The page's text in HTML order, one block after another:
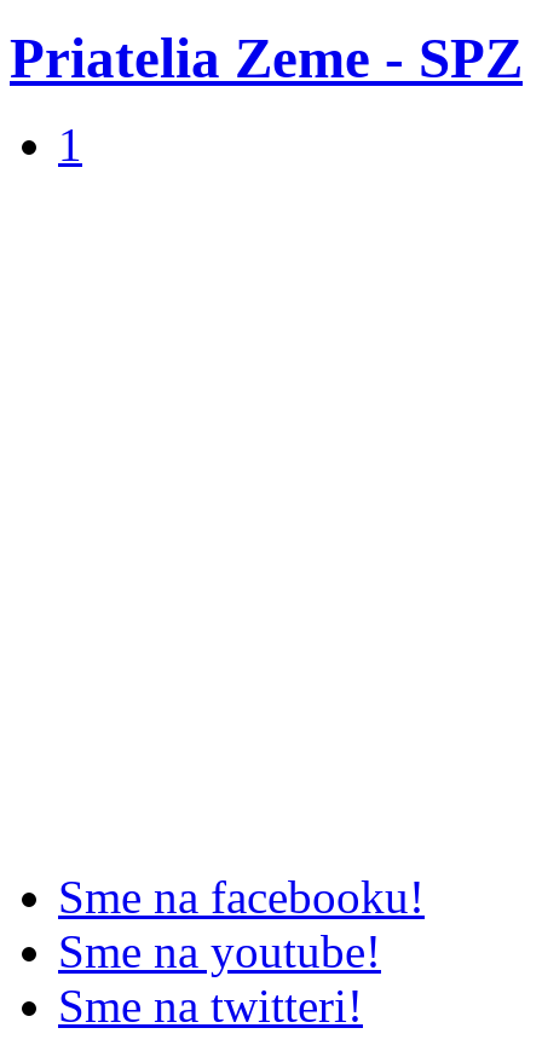
Priatelia Zeme - SPZ
1
Sme na facebooku!
Sme na youtube!
Sme na twitteri!